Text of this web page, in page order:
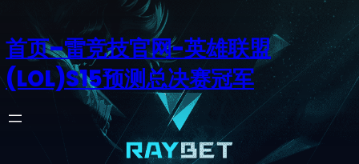
首页–雷竞技官网-英雄联盟
(LOL)S15预测总决赛冠军